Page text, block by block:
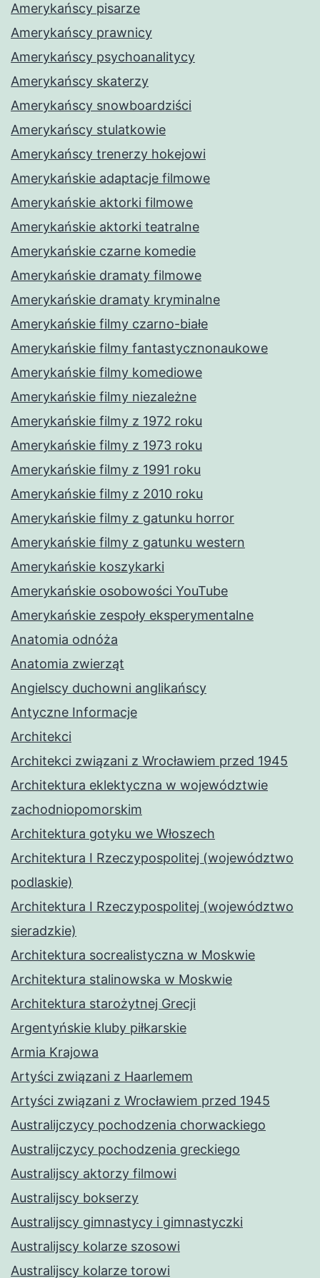
Amerykańscy pisarze
Amerykańscy prawnicy
Amerykańscy psychoanalitycy
Amerykańscy skaterzy
Amerykańscy snowboardziści
Amerykańscy stulatkowie
Amerykańscy trenerzy hokejowi
Amerykańskie adaptacje filmowe
Amerykańskie aktorki filmowe
Amerykańskie aktorki teatralne
Amerykańskie czarne komedie
Amerykańskie dramaty filmowe
Amerykańskie dramaty kryminalne
Amerykańskie filmy czarno-białe
Amerykańskie filmy fantastycznonaukowe
Amerykańskie filmy komediowe
Amerykańskie filmy niezależne
Amerykańskie filmy z 1972 roku
Amerykańskie filmy z 1973 roku
Amerykańskie filmy z 1991 roku
Amerykańskie filmy z 2010 roku
Amerykańskie filmy z gatunku horror
Amerykańskie filmy z gatunku western
Amerykańskie koszykarki
Amerykańskie osobowości YouTube
Amerykańskie zespoły eksperymentalne
Anatomia odnóża
Anatomia zwierząt
Angielscy duchowni anglikańscy
Antyczne Informacje
Architekci
Architekci związani z Wrocławiem przed 1945
Architektura eklektyczna w województwie
zachodniopomorskim
Architektura gotyku we Włoszech
Architektura I Rzeczypospolitej (województwo
podlaskie)
Architektura I Rzeczypospolitej (województwo
sieradzkie)
Architektura socrealistyczna w Moskwie
Architektura stalinowska w Moskwie
Architektura starożytnej Grecji
Argentyńskie kluby piłkarskie
Armia Krajowa
Artyści związani z Haarlemem
Artyści związani z Wrocławiem przed 1945
Australijczycy pochodzenia chorwackiego
Australijczycy pochodzenia greckiego
Australijscy aktorzy filmowi
Australijscy bokserzy
Australijscy gimnastycy i gimnastyczki
Australijscy kolarze szosowi
Australijscy kolarze torowi